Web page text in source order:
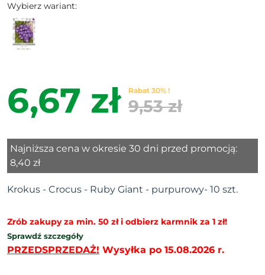
Wybierz wariant:
6,67 zł Rabat 30% !
9,53 zł
Najniższa cena w okresie 30 dni przed promocją:
8,40 zł
Krokus - Crocus - Ruby Giant - purpurowy- 10 szt.
Zrób zakupy za min. 50 zł i odbierz karmnik za 1 zł!
Sprawdź szczegóły
PRZEDSPRZEDAŻ! Wysyłka po 15.08.2026 r.